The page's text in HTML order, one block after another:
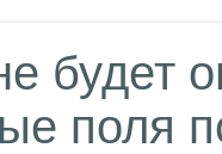
будет
поля